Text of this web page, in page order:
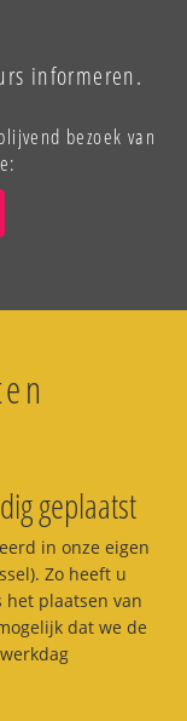
informeren.
bezoek van
geplaatst
in onze eigen
Zo heeft u
plaatsen van
dat we de